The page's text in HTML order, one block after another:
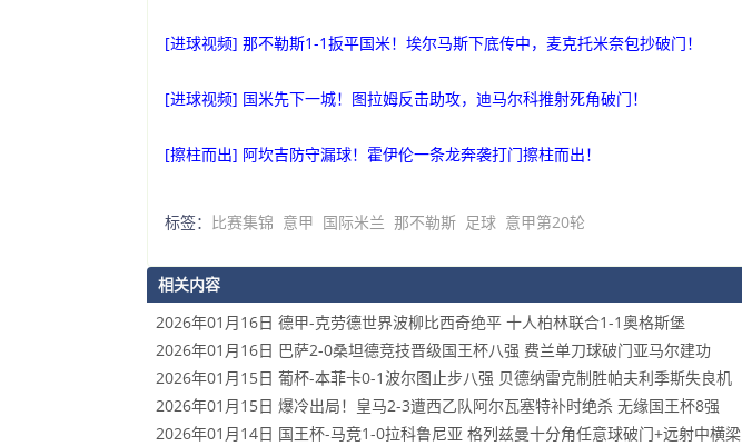
[进球视频] 那不勒斯1-1扳平国米！埃尔马斯下底传中，麦克托米奈包抄破门！
[进球视频] 国米先下一城！图拉姆反击助攻，迪马尔科推射死角破门！
[擦柱而出] 阿坎吉防守漏球！霍伊伦一条龙奔袭打门擦柱而出！
标签： 比赛集锦 意甲 国际米兰 那不勒斯 足球 意甲第20轮
相关内容
2026年01月16日 德甲-克劳德世界波柳比西奇绝平 十人柏林联合1-1奥格斯堡
2026年01月16日 巴萨2-0桑坦德竞技晋级国王杯八强 费兰单刀球破门亚马尔建功
2026年01月15日 葡杯-本菲卡0-1波尔图止步八强 贝德纳雷克制胜帕夫利季斯失良机
2026年01月15日 爆冷出局！皇马2-3遭西乙队阿尔瓦塞特补时绝杀 无缘国王杯8强
2026年01月14日 国王杯-马竞1-0拉科鲁尼亚 格列兹曼十分角任意球破门+远射中横梁